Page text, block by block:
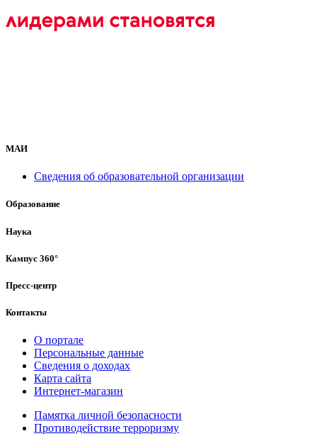
МАИ
Сведения об образовательной организации
Образование
Наука
Кампус 360°
Пресс-центр
Контакты
О портале
Персональные данные
Сведения о доходах
Карта сайта
Интернет-магазин
Памятка личной безопасности
Противодействие терроризму